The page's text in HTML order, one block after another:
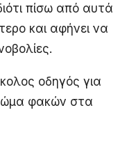
πίσω από αυτά
και αφήνει να
οδηγός για
φακών στα